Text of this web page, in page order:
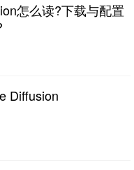
怎么读?下载与配置
Diffusion